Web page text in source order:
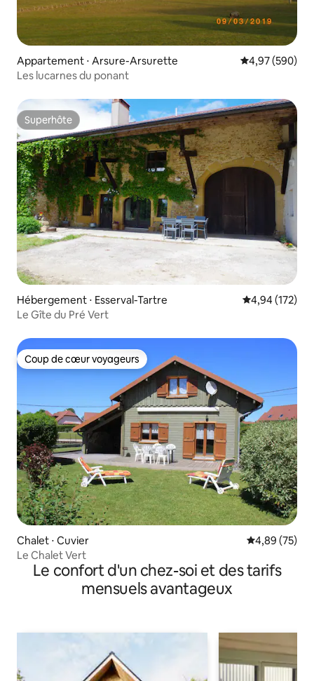
Appartement ⋅ Arsure-Arsurette Évaluation
4,97 (590)
Les lucarnes du ponant
Superhôte
Superhôte
Hébergement ⋅ Esserval-Tartre Évaluation
4,94 (172)
Le Gîte du Pré Vert
Coup de cœur voyageurs
Coup de cœur voyageurs
Chalet ⋅ Cuvier Évaluation
4,89 (75)
Le Chalet Vert
Le confort d'un chez-soi et des tarifs
mensuels avantageux